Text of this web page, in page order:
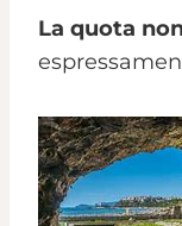
La quota